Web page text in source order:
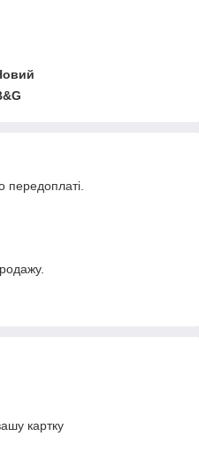
передоплаті.
картку